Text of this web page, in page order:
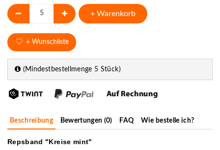
+ Warenkorb
+ Wunschliste
(Mindestbestellmenge 5 Stück)
Beschreibung Bewertungen (0) FAQ Wie bestelle ich?
Repsband "Kreise mint"